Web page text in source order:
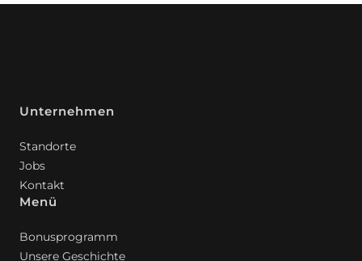
Unternehmen
Standorte
Jobs
Kontakt
Menü
Bonusprogramm
Unsere Geschichte